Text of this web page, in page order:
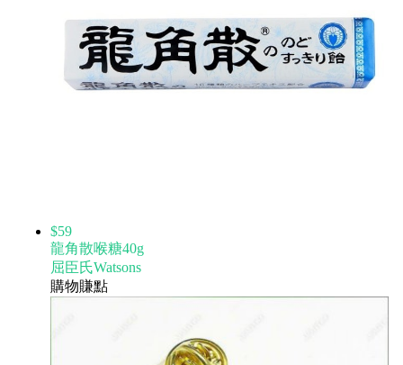
$59
龍角散喉糖40g
屈臣氏Watsons
購物賺點